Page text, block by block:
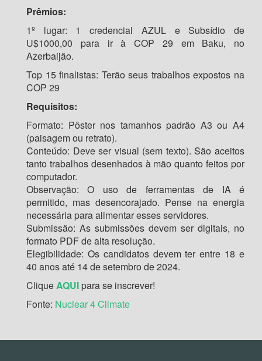
Prêmios:
1º lugar: 1 credencial AZUL e Subsídio de
U$1000,00 para ir à COP 29 em Baku, no
Azerbaijão.
Top 15 finalistas: Terão seus trabalhos expostos na
COP 29
Requisitos:
Formato: Pôster nos tamanhos padrão A3 ou A4
(paisagem ou retrato).
Conteúdo: Deve ser visual (sem texto). São aceitos
tanto trabalhos desenhados à mão quanto feitos por
computador.
Observação: O uso de ferramentas de IA é
permitido, mas desencorajado. Pense na energia
necessária para alimentar esses servidores.
Submissão: As submissões devem ser digitais, no
formato PDF de alta resolução.
Elegibilidade: Os candidatos devem ter entre 18 e
40 anos até 14 de setembro de 2024.
CliqueAQUI para se inscrever!
Fonte: Nuclear 4 Climate